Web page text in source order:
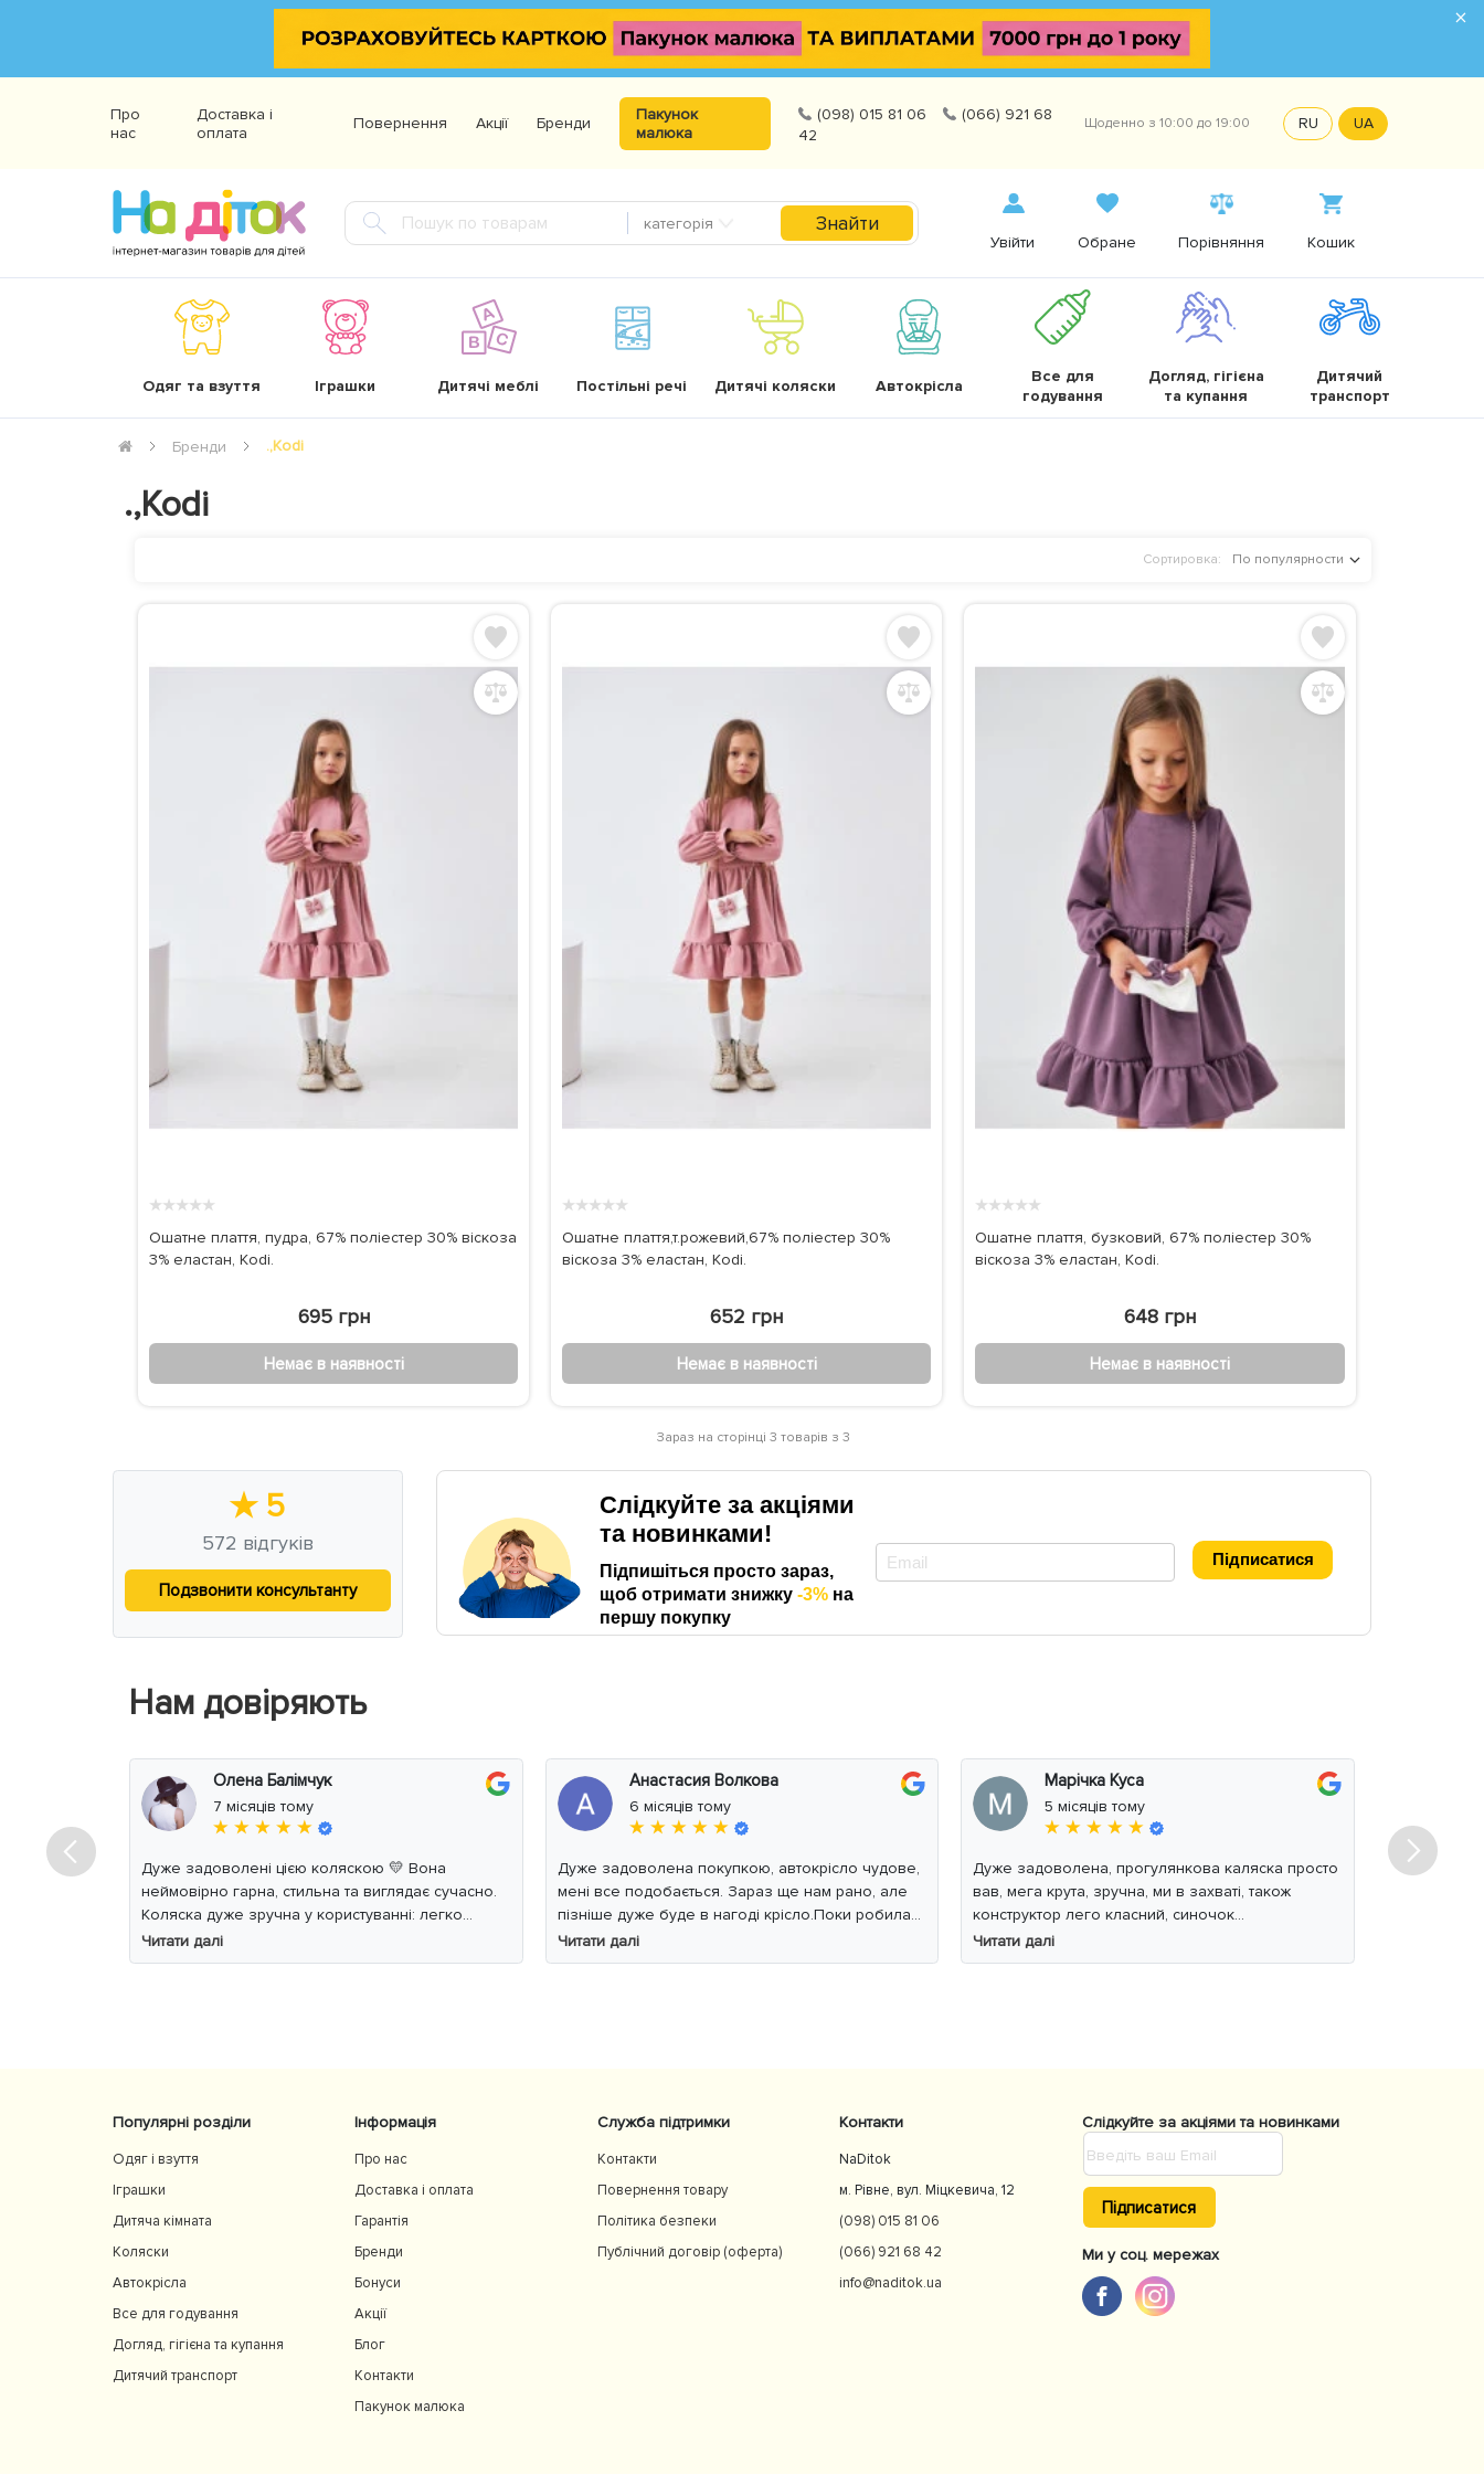
×
Про
нас
Доставка і
оплата
Повернення Акції Бренди
Пакунок
малюка
(098) 015 81 06
(066) 921 68
42
Щоденно з 10:00 до 19:00 RU UA
категорія Знайти
Увійти Обране Порівняння Кошик
Одяг та взуття Іграшки Дитячі меблі Постільні речі Дитячі коляски Автокрісла
Все для
годування
Догляд, гігієна
та купання
Дитячий
транспорт
Бренди .,Kodi
.,Kodi
Сортировка: По популярности
★★★★★
Ошатне плаття, пудра, 67% поліестер 30% віскоза
3% еластан, Kodi.
695 грн
Немає в наявності
★★★★★
Ошатне плаття,т.рожевий,67% поліестер 30%
віскоза 3% еластан, Kodi.
652 грн
Немає в наявності
★★★★★
Ошатне плаття, бузковий, 67% поліестер 30%
віскоза 3% еластан, Kodi.
648 грн
Немає в наявності
Зараз на сторінці 3 товарів з 3
★ 5
572 відгуків
Подзвонити консультанту
Слідкуйте за акціями
та новинками!
Підпишіться просто зараз,
щоб отримати знижку -3%на
першу покупку
Підписатися
Нам довіряють
Олена Балімчук
7 місяців тому
★ ★ ★ ★ ★
Дуже задоволені цією коляскою 💛 Вона
неймовірно гарна, стильна та виглядає сучасно.
Коляска дуже зручна у користуванні: легко
керується, маневрена, м’який хід навіть по
нерівній дорозі. Дитині комфортно, просторе
Читати далі
Анастасия Волкова
6 місяців тому
★ ★ ★ ★ ★
Дуже задоволена покупкою, автокрісло чудове,
мені все подобається. Зараз ще нам рано, але
пізніше дуже буде в нагоді крісло.Поки робила
фото, малюк уважно читав інструкцію 😁
Читати далі
Марічка Куса
5 місяців тому
★ ★ ★ ★ ★
Дуже задоволена, прогулянкова каляска просто
вав, мега крута, зручна, ми в захваті, також
конструктор лего класний, синочок
задоволений. Дуже дякую.
Читати далі
Дитяче
Популярні розділи
Одяг і взуття
Іграшки
Дитяча кімната
Коляски
Автокрісла
Все для годування
Догляд, гігієна та купання
Дитячий транспорт
Інформація
Про нас
Доставка і оплата
Гарантія
Бренди
Бонуси
Акції
Блог
Контакти
Пакунок малюка
Служба підтримки
Контакти
Повернення товару
Політика безпеки
Публічний договір (оферта)
Контакти
NaDitok
м. Рівне, вул. Міцкевича, 12
(098) 015 81 06
(066) 921 68 42
info@naditok.ua
Слідкуйте за акціями та новинками
Підписатися
Ми у соц. мережах